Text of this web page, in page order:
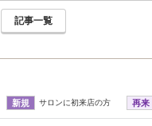
記事一覧
新規 サロンに初来店の方 再来